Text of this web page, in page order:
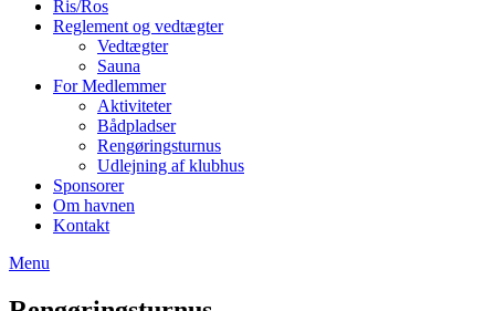
Ris/Ros
Reglement og vedtægter
Vedtægter
Sauna
For Medlemmer
Aktiviteter
Bådpladser
Rengøringsturnus
Udlejning af klubhus
Sponsorer
Om havnen
Kontakt
Menu